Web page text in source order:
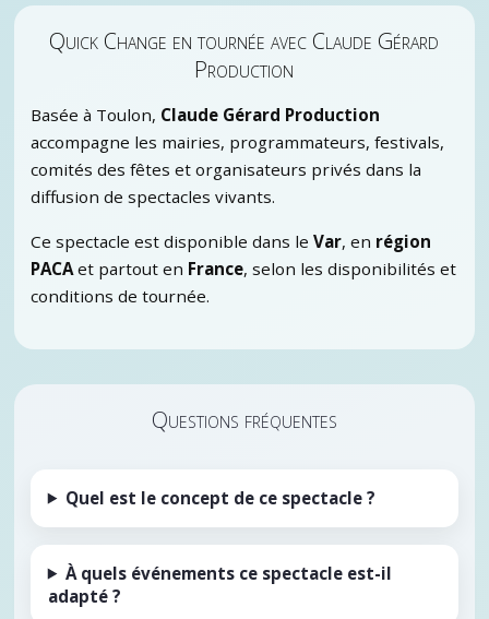
Quick Change en tournée avec Claude Gérard
Production
Basée à Toulon, Claude Gérard Production
accompagne les mairies, programmateurs, festivals,
comités des fêtes et organisateurs privés dans la
diffusion de spectacles vivants.
Ce spectacle est disponible dans le Var, en région
PACAet partout en France, selon les disponibilités et
conditions de tournée.
Questions fréquentes
Quel est le concept de ce spectacle ?
À quels événements ce spectacle est-il
adapté ?